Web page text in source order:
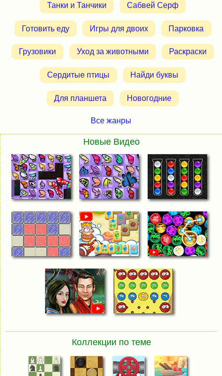
Танки и Танчики Сабвей Серф
Готовить еду Игры для двоих Парковка
Грузовики Уход за животными Раскраски
Сердитые птицы Найди буквы
Для планшета Новогодние
Все жанры
Новые Видео
Коллекции по теме